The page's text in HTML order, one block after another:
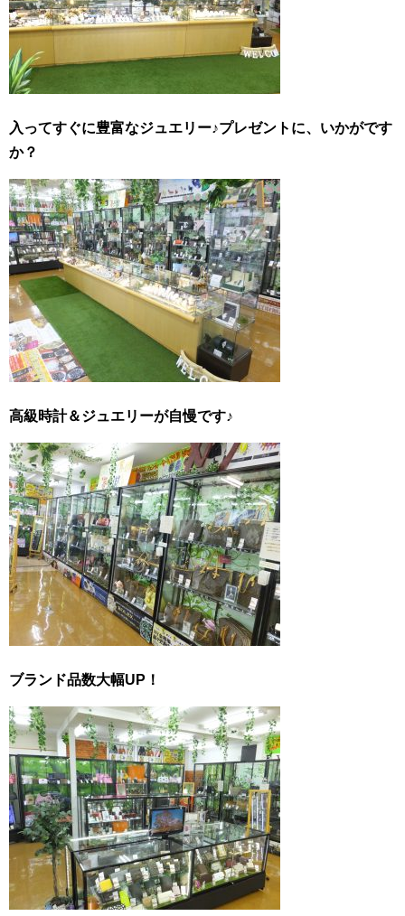
入ってすぐに豊富なジュエリー♪プレゼントに、いかがです
か？
高級時計＆ジュエリーが自慢です♪
ブランド品数大幅UP！